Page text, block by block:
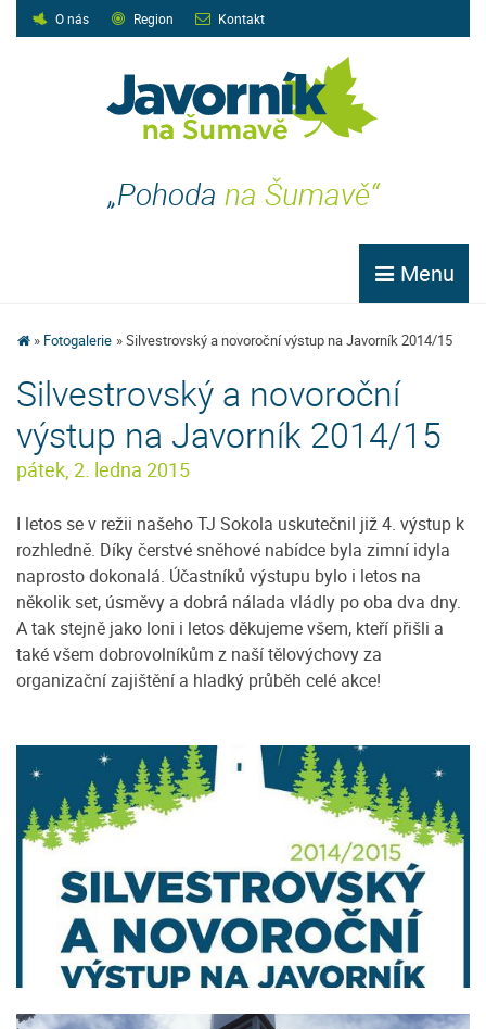
O nás Region Kontakt
„Pohoda na Šumavě“
Menu
Fotogalerie Silvestrovský a novoroční výstup na Javorník 2014/15
Silvestrovský a novoroční
výstup na Javorník 2014/15
pátek, 2. ledna 2015
I letos se v režii našeho TJ Sokola uskutečnil již 4. výstup k
rozhledně. Díky čerstvé sněhové nabídce byla zimní idyla
naprosto dokonalá. Účastníků výstupu bylo i letos na
několik set, úsměvy a dobrá nálada vládly po oba dva dny.
A tak stejně jako loni i letos děkujeme všem, kteří přišli a
také všem dobrovolníkům z naší tělovýchovy za
organizační zajištění a hladký průběh celé akce!